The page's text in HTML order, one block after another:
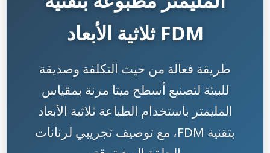
FDM ثلاثية الأبعاد
طريقة فعالة من حيث التكلفة وصديقة
للبيئة لتصنيع أسطح ميتا مرنة بمقياس
المليمتر باستخدام الطباعة ثلاثية الأبعاد
بتقنية FDM، مع توصيف تجريبي لرنانات